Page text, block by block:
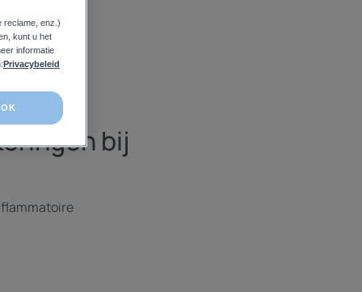
bij
bij
reclame, enz.)
kunt u het
informatie
Privacybeleid
OK